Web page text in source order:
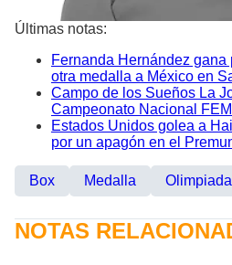
Últimas notas:
Fernanda Hernández
otra medalla a México en
Campo de los Sueños La
Campeonato Nacional
Estados Unidos golea a
por un apagón en el
Box Medalla
NOTAS